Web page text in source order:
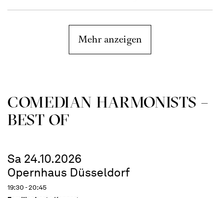
Mehr anzeigen
COME­DIAN HARMO­NISTS –
BEST OF
Sa 24.10.2026
Opernhaus Düsseldorf
19:30 - 20:45